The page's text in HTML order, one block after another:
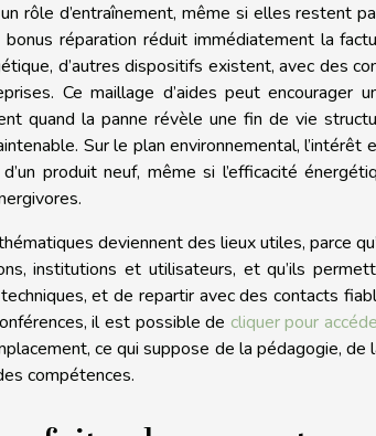
rôle d’entraînement, même si elles restent
réparation réduit immédiatement la
d’autres dispositifs existent, avec des
Ce maillage d’aides peut encourager
quand la panne révèle une fin de vie
Sur le plan environnemental, l’intérêt
produit neuf, même si l’efficacité
deviennent des lieux utiles, parce
institutions et utilisateurs, et qu’ils
et de repartir avec des contacts
il est possible de cliquer pour
ce qui suppose de la pédagogie, de
compétences.